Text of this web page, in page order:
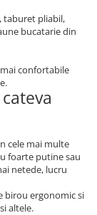
taburet pliabil,
bucatarie din
confortabile
cele mai multe
foarte putine sau
netede, lucru
birou ergonomic si
altele.